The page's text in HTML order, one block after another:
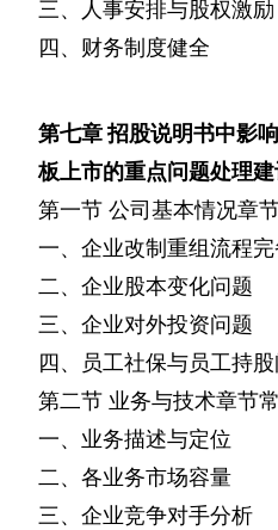
三、人事安排与股权激励
四、财务制度健全
第七章招股说明书中影
板上市的重点问题处理建
第一节 公司基本情况章
一、企业改制重组流程
二、企业股本变化问题
三、企业对外投资问题
四、员工社保与员工持
第二节 业务与技术章节
一、业务描述与定位
二、各业务市场容量
三、企业竞争对手分析